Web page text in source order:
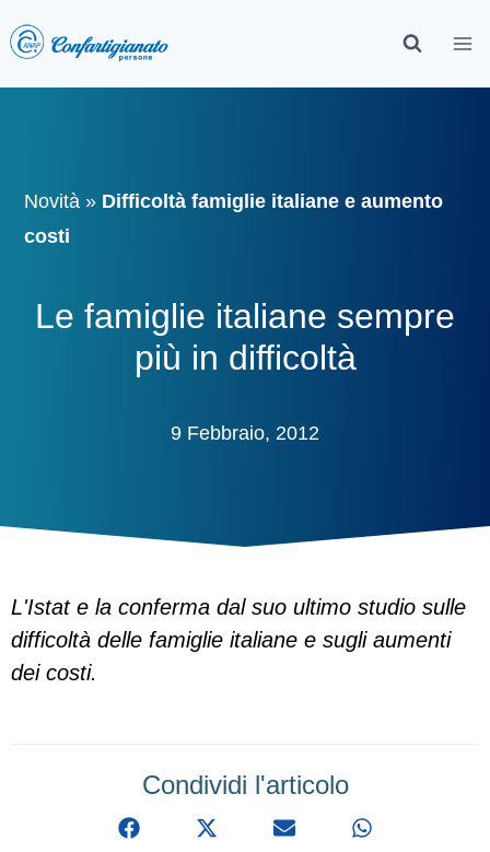
Novità » Difficoltà famiglie italiane e aumento
costi
Le famiglie italiane sempre
più in difficoltà
9 Febbraio, 2012
L'Istat e la conferma dal suo ultimo studio sulle
difficoltà delle famiglie italiane e sugli aumenti
dei costi.
Condividi l'articolo